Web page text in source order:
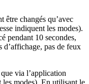
être changés qu’avec
indiquent les modes).
pendant 10 secondes,
d’affichage, pas de feux
via l’application
les modes). En utilisant le